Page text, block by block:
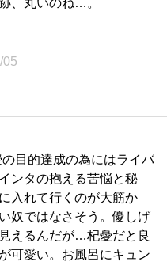
、丸いのね…。
05
目的達成の為にはライバ
ンタの抱える苦悩と秘
入れて行くのが大筋か
奴ではなさそう。優しげ
えるんだが…杞憂だと良
可愛い。お風呂にキュン